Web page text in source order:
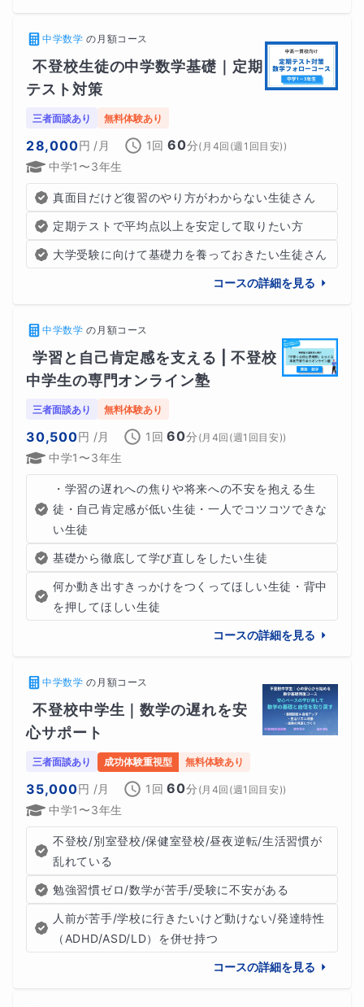
【計画レッスン】
などなど、 時間内でできることならなんでも行なっていま
基本的には生徒さん一人一人の目標、要望にあわせた時間
を提供できます！
お気軽にお問い合わせください:)
※以下からは算数・数学系に共通した授業ﾒｯｾｰｼﾞになりま
す。よろしくお願いいたします。
ーーーーーーーーーｷﾘﾄﾘーーーーーーーーーーーー
中学数学 の 月額コース
不登校生徒の中学数学基礎｜定期
テスト対策
三者面談あり 無料体験あり
28,000円 /月 1回 60分( 月4回(週1回目安) )
中学1〜3年生
真面目だけど復習のやり方がわからない生徒さん
定期テストで平均点以上を安定して取りたい方
大学受験に向けて基礎力を養っておきたい生徒さん
コースの詳細を見る
中学数学 の 月額コース
学習と自己肯定感を支える | 不登校
中学生の専門オンライン塾
三者面談あり 無料体験あり
30,500円 /月 1回 60分 (月4回(週1回目安))
中学1〜3年生
・学習の遅れへの焦りや将来への不安を抱える生
徒・自己肯定感が低い生徒・一人でコツコツできな
い生徒
基礎から徹底して学び直しをしたい生徒
何か動き出すきっかけをつくってほしい生徒・背中
を押してほしい生徒
コースの詳細を見る
中学数学 の 月額コース
不登校中学生｜数学の遅れを安
心サポート
三者面談あり 成功体験重視型 無料体験あり
35,000円 /月 1回 60分 (月4回(週1回目安))
中学1〜3年生
不登校/別室登校/保健室登校/昼夜逆転/生活習慣が
乱れている
勉強習慣ゼロ/数学が苦手/受験に不安がある
人前が苦手/学校に行きたいけど動けない/発達特性
（ADHD/ASD/LD）を併せ持つ
コースの詳細を見る